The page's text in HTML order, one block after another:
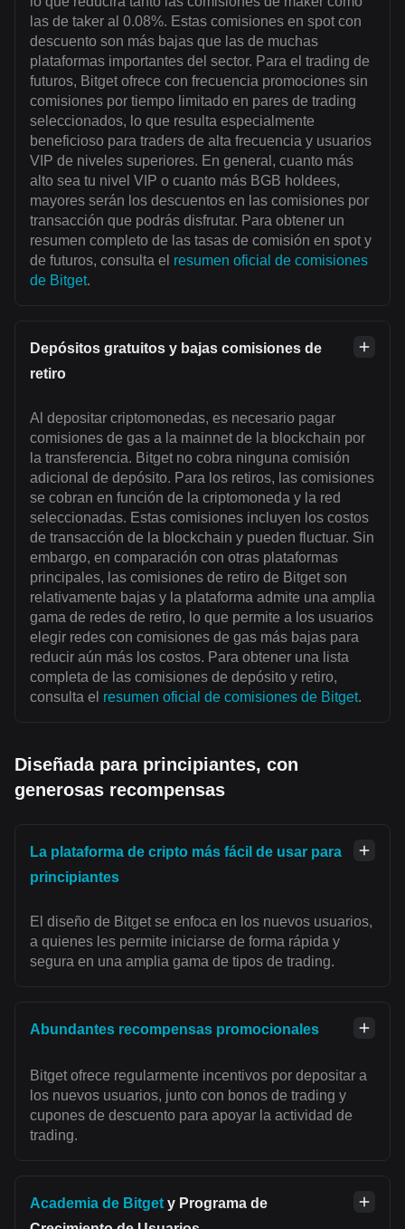
las de taker al 0.08%. Estas comisiones en spot con
descuento son más bajas que las de muchas
plataformas importantes del sector. Para el trading de
futuros, Bitget ofrece con frecuencia promociones sin
comisiones por tiempo limitado en pares de trading
seleccionados, lo que resulta especialmente
beneficioso para traders de alta frecuencia y usuarios
VIP de niveles superiores. En general, cuanto más
alto sea tu nivel VIP o cuanto más BGB holdees,
mayores serán los descuentos en las comisiones por
transacción que podrás disfrutar. Para obtener un
resumen completo de las tasas de comisión en spot y
de futuros, consulta el resumen oficial de comisiones
de Bitget.
Depósitos gratuitos y bajas comisiones de
retiro
Al depositar criptomonedas, es necesario pagar
comisiones de gas a la mainnet de la blockchain por
la transferencia. Bitget no cobra ninguna comisión
adicional de depósito. Para los retiros, las comisiones
se cobran en función de la criptomoneda y la red
seleccionadas. Estas comisiones incluyen los costos
de transacción de la blockchain y pueden fluctuar. Sin
embargo, en comparación con otras plataformas
principales, las comisiones de retiro de Bitget son
relativamente bajas y la plataforma admite una amplia
gama de redes de retiro, lo que permite a los usuarios
elegir redes con comisiones de gas más bajas para
reducir aún más los costos. Para obtener una lista
completa de las comisiones de depósito y retiro,
consulta el resumen oficial de comisiones de Bitget.
Diseñada para principiantes, con
generosas recompensas
La plataforma de cripto más fácil de usar para
principiantes
El diseño de Bitget se enfoca en los nuevos usuarios,
a quienes les permite iniciarse de forma rápida y
segura en una amplia gama de tipos de trading.
Abundantes recompensas promocionales
Bitget ofrece regularmente incentivos por depositar a
los nuevos usuarios, junto con bonos de trading y
cupones de descuento para apoyar la actividad de
trading.
Academia de Bitget y Programa de